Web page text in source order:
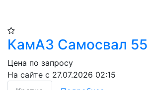
КамАЗ Самосвал
Цена по запросу
На сайте с 27.07.2026 02:15